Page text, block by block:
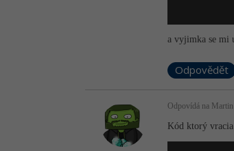
a vyjimka se mi
Odpovědět
Odpovídá na Martin
Kód ktorý